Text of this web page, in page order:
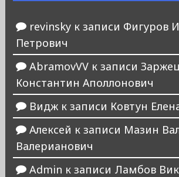
revinskyк записи Фигуров
Петрович
AbramovVVк записи
Константин Аполлонович
Виджк записи Ковтун
Алексей к записи Мазин
Валерианович
Admin к записи Ламбов